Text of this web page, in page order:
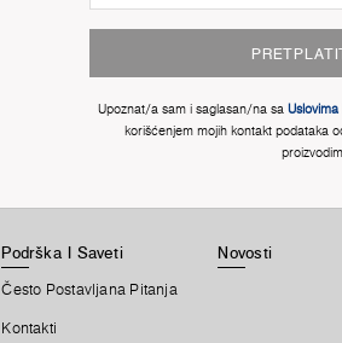
Upoznat/a sam i saglasan/na sa
korišćenjem mojih kontakt podataka
Podrška I Saveti
Često Postavljana Pitanja
Kontakti
Novosti